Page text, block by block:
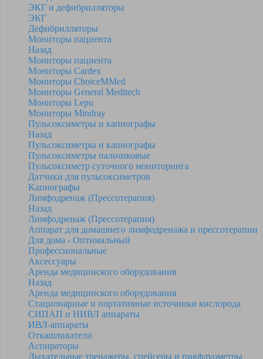
ЭКГ и дефибрилляторы
ЭКГ
Дефибрилляторы
Мониторы пациента
Назад
Мониторы пациента
Мониторы Cardex
Мониторы ChoiceMMed
Мониторы General Meditech
Мониторы Lepu
Мониторы Mindray
Пульсоксиметры и капнографы
Назад
Пульсоксиметры и капнографы
Пульсоксиметры пальчиковые
Пульсоксиметр суточного мониторинга
Датчики для пульсоксиметров
Kапнографы
Лимфодренаж (Прессотерапия)
Назад
Лимфодренаж (Прессотерапия)
Аппарат для домашнего лимфодренажа и прессотерапии
Для дома - Оптимальный
Профессиональные
Аксессуары
Аренда медицинского оборудования
Назад
Аренда медицинского оборудования
Стационарные и портативные источники кислорода
СИПАП и НИВЛ аппараты
ИВЛ-аппараты
Откашливатели
Аспираторы
Дыхательные тренажеры, спейсеры и пикфлуометры